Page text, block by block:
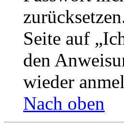
Seite auf
den
wieder
Nach oben